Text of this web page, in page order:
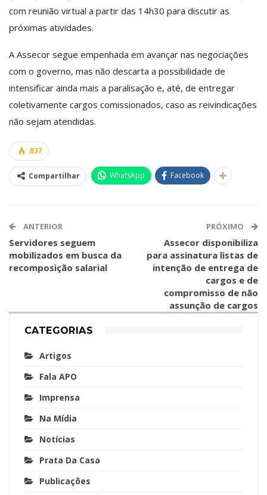
com reunião virtual a partir das 14h30 para discutir as
próximas atividades.
A Assecor segue empenhada em avançar nas negociações
com o governo, mas não descarta a possibilidade de
intensificar ainda mais a paralisação e, até, de entregar
coletivamente cargos comissionados, caso as reivindicações
não sejam atendidas.
837
Compartilhar WhatsApp Facebook
ANTERIOR
Servidores seguem
mobilizados em busca da
recomposição salarial
PRÓXIMO
Assecor disponibiliza
para assinatura listas de
intenção de entrega de
cargos e de
compromisso de não
assunção de cargos
CATEGORIAS
Artigos
Fala APO
Imprensa
Na Mídia
Notícias
Prata Da Casa
Publicações